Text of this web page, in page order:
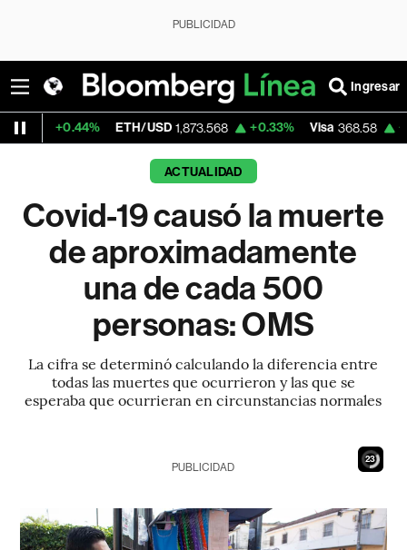
PUBLICIDAD
Ingresar
ETH/USD 1,873.568 +0.33% Visa 368.58 +0.80%
ACTUALIDAD
Covid-19 causó la muerte
de aproximadamente
una de cada 500
personas: OMS
La cifra se determinó calculando la diferencia entre
todas las muertes que ocurrieron y las que se
esperaba que ocurrieran en circunstancias normales
22
PUBLICIDAD